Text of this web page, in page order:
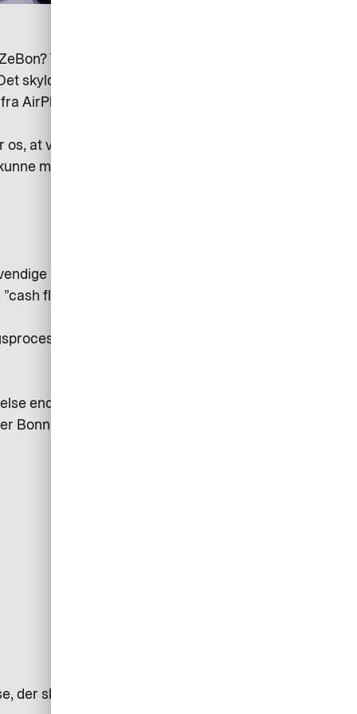
Tillykke, så kan I få en
skyldes, at ZeBon som den
AirPlus med deres eget
at være med i front i forhold
modtage informationerne
information om et køb i
flow” og et overblik over
bl.a. gennem
endnu bedre – og samtidig
Bonne.
der skaber et færdigt udlæg